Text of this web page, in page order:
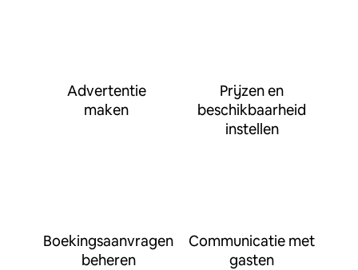
Advertentie
maken
Prijzen en
beschikbaarheid
instellen
Boekingsaanvragen
beheren
Communicatie met
gasten